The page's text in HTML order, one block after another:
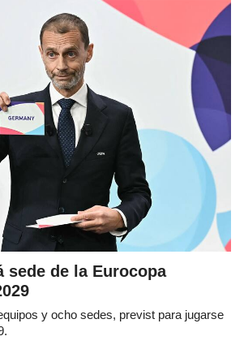
sede de la Eurocopa
y ocho sedes, previst para jugarse